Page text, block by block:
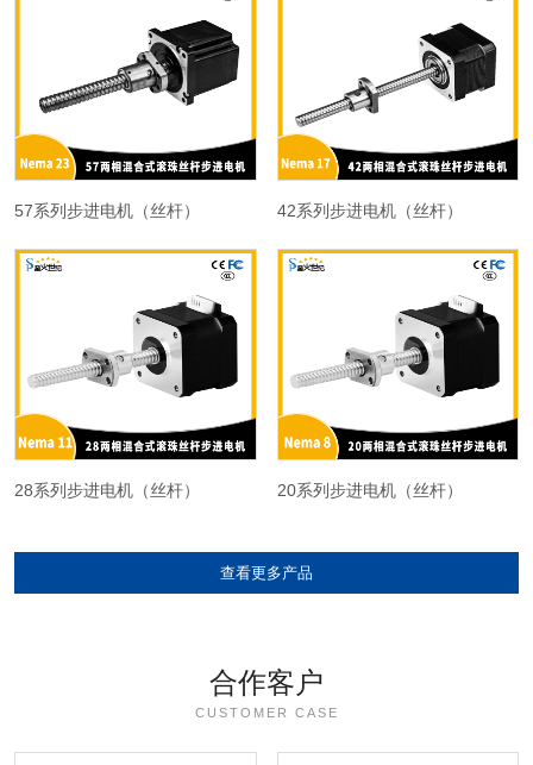
57系列步进电机（丝杆） 42系列步进电机（丝杆）
28系列步进电机（丝杆） 20系列步进电机（丝杆）
查看更多产品
合作客户
CUSTOMER CASE